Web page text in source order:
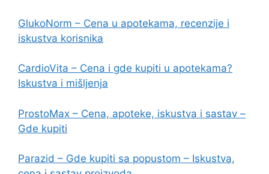
GlukoNorm – Cena u apotekama, recenzije i
iskustva korisnika
CardioVita – Cena i gde kupiti u apotekama?
Iskustva i mišljenja
ProstoMax – Cena, apoteke, iskustva i sastav –
Gde kupiti
Parazid – Gde kupiti sa popustom – Iskustva,